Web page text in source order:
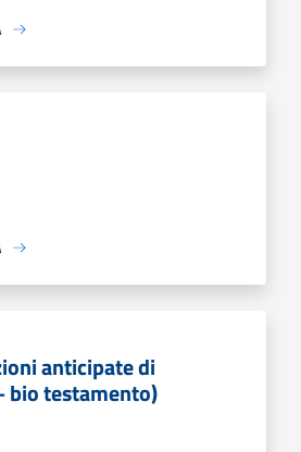
anticipate di
testamento)